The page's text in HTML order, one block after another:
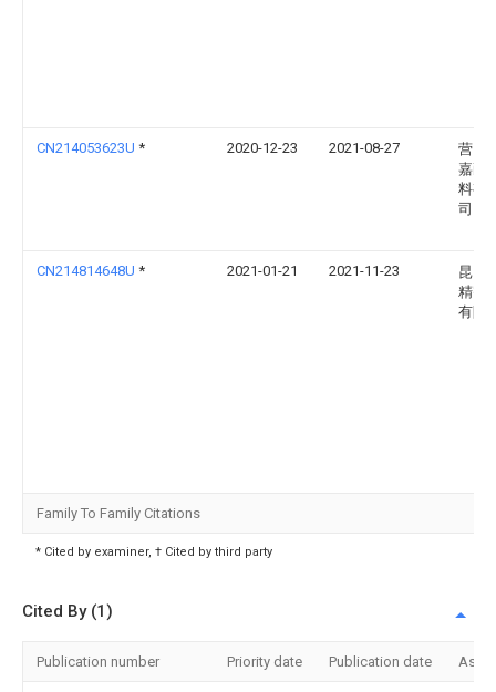
CN214053623U * 2020-12-23 2021-08-27
营口
嘉耐
料有
司
CN214814648U * 2021-01-21 2021-11-23
昆山
精密
有限
Family To Family Citations
* Cited by examiner, † Cited by third party
Cited By (1)
Publication number Priority date Publication date